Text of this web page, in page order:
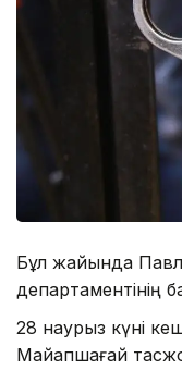
Бұл жайында
департаментінің
28 наурыз күні
Майқапшағай